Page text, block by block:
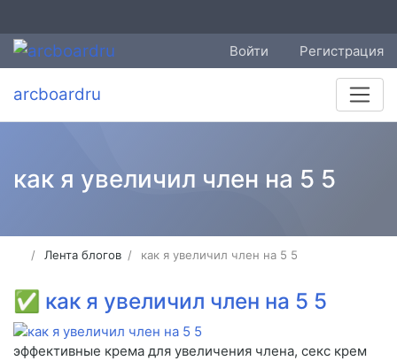
Войти Регистрация
arcboardru
как я увеличил член на 5 5
Лента блогов как я увеличил член на 5 5
✅ как я увеличил член на 5 5
эффективные крема для увеличения члена, секс крем